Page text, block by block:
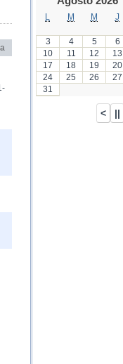
M M J
3
4 5 6
10
11 12 13
17
18 19 20
24
25 26 27
31